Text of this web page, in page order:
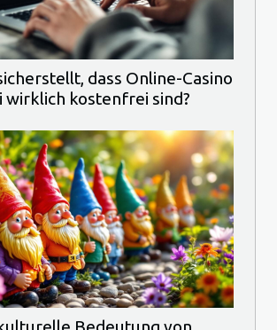
dass Online-Casino
wirklich kostenfrei sind?